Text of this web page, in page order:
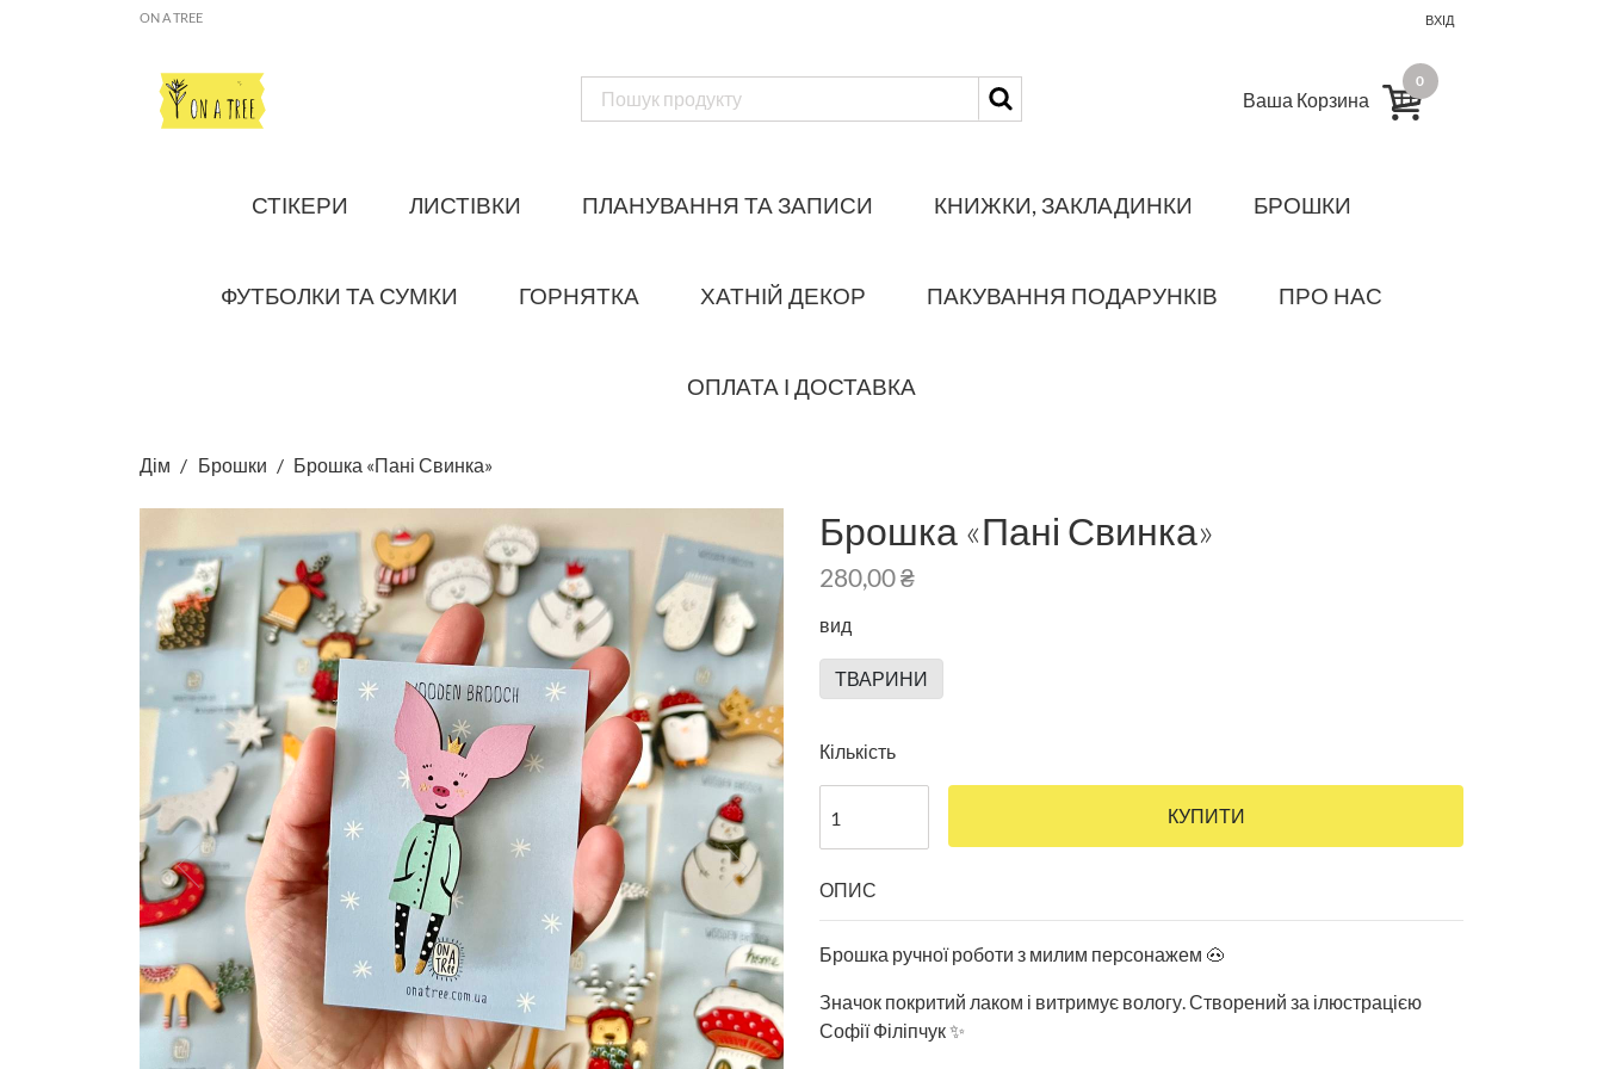
ON A TREE ВХІД
Ваша Корзина
0
СТІКЕРИ ЛИСТІВКИ ПЛАНУВАННЯ ТА ЗАПИСИ КНИЖКИ, ЗАКЛАДИНКИ БРОШКИ
ФУТБОЛКИ ТА СУМКИ ГОРНЯТКА ХАТНІЙ ДЕКОР ПАКУВАННЯ ПОДАРУНКІВ ПРО НАС
ОПЛАТА І ДОСТАВКА
Дім Брошки Брошка «Пані Свинка»
Брошка «Пані Свинка»
280,00 ₴
вид
ТВАРИНИ
Кількість
КУПИТИ
ОПИС
Брошка ручної роботи з милим персонажем 🐽
Значок покритий лаком і витримує вологу. Створений за ілюстрацією
Софії Філіпчук ✨